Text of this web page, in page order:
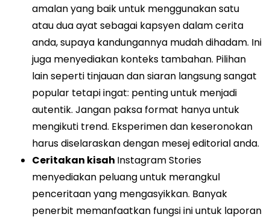
amalan yang baik untuk menggunakan satu
atau dua ayat sebagai kapsyen dalam cerita
anda, supaya kandungannya mudah dihadam. Ini
juga menyediakan konteks tambahan. Pilihan
lain seperti tinjauan dan siaran langsung sangat
popular tetapi ingat: penting untuk menjadi
autentik. Jangan paksa format hanya untuk
mengikuti trend. Eksperimen dan keseronokan
harus diselaraskan dengan mesej editorial anda.
Ceritakan kisah Instagram Stories
menyediakan peluang untuk merangkul
penceritaan yang mengasyikkan. Banyak
penerbit memanfaatkan fungsi ini untuk laporan